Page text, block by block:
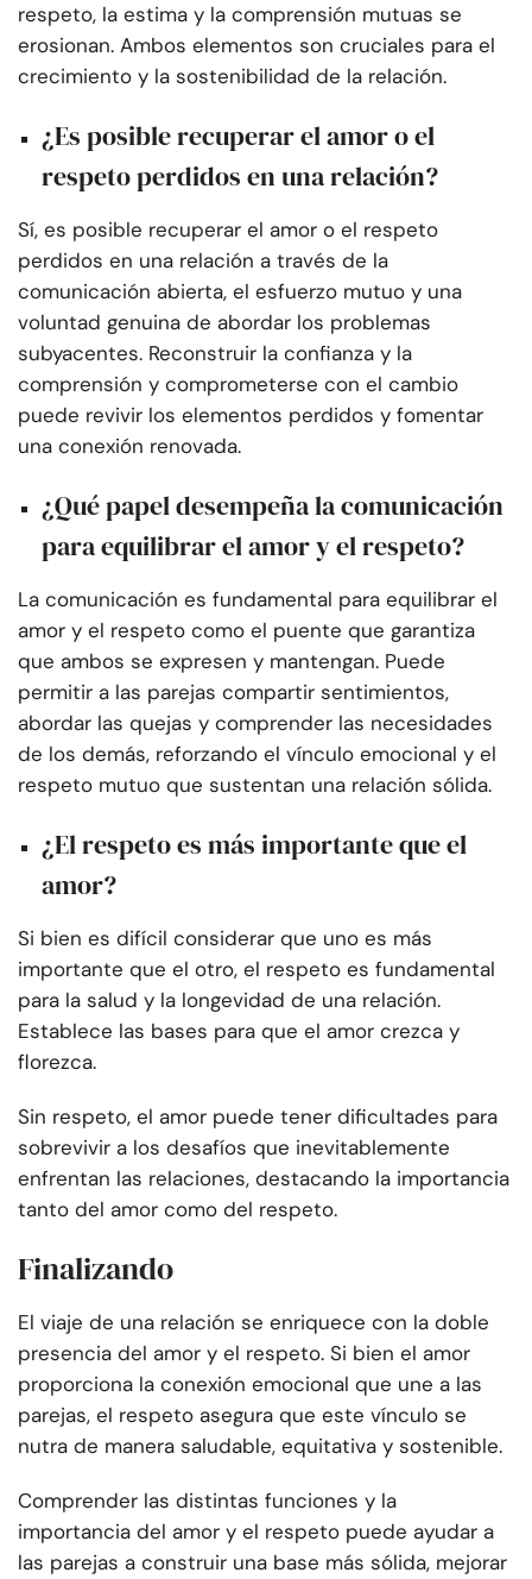
respeto, la estima y la comprensión mutuas se
erosionan. Ambos elementos son cruciales para el
crecimiento y la sostenibilidad de la relación.
¿Es posible recuperar el amor o el
respeto perdidos en una relación?
Sí, es posible recuperar el amor o el respeto
perdidos en una relación a través de la
comunicación abierta, el esfuerzo mutuo y una
voluntad genuina de abordar los problemas
subyacentes. Reconstruir la confianza y la
comprensión y comprometerse con el cambio
puede revivir los elementos perdidos y fomentar
una conexión renovada.
¿Qué papel desempeña la comunicación
para equilibrar el amor y el respeto?
La comunicación es fundamental para equilibrar el
amor y el respeto como el puente que garantiza
que ambos se expresen y mantengan. Puede
permitir a las parejas compartir sentimientos,
abordar las quejas y comprender las necesidades
de los demás, reforzando el vínculo emocional y el
respeto mutuo que sustentan una relación sólida.
¿El respeto es más importante que el
amor?
Si bien es difícil considerar que uno es más
importante que el otro, el respeto es fundamental
para la salud y la longevidad de una relación.
Establece las bases para que el amor crezca y
florezca.
Sin respeto, el amor puede tener dificultades para
sobrevivir a los desafíos que inevitablemente
enfrentan las relaciones, destacando la importancia
tanto del amor como del respeto.
Finalizando
El viaje de una relación se enriquece con la doble
presencia del amor y el respeto. Si bien el amor
proporciona la conexión emocional que une a las
parejas, el respeto asegura que este vínculo se
nutra de manera saludable, equitativa y sostenible.
Comprender las distintas funciones y la
importancia del amor y el respeto puede ayudar a
las parejas a construir una base más sólida, mejorar